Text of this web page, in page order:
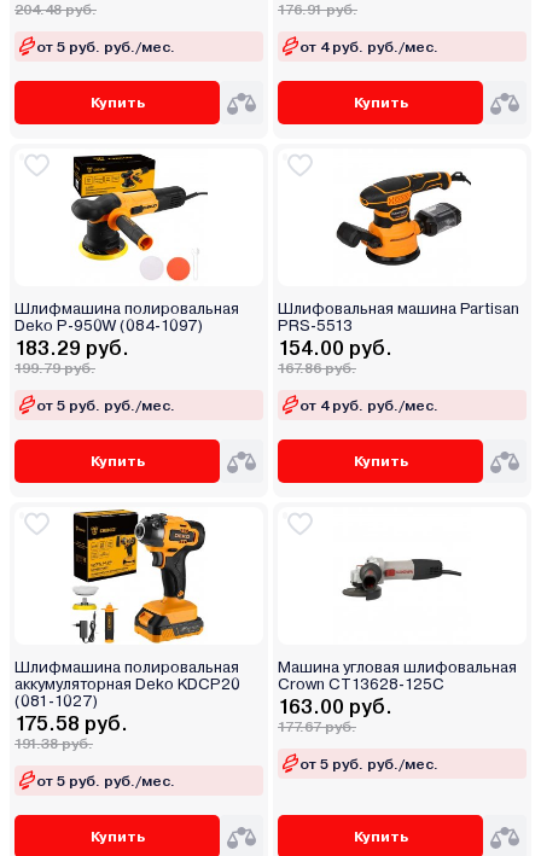
204.48 руб.
от 5 руб. руб./мес.
Купить
176.91 руб.
от 4 руб. руб./мес.
Купить
Шлифмашина полировальная
Deko P-950W (084-1097)
183.29 руб.
199.79 руб.
от 5 руб. руб./мес.
Купить
Шлифовальная машина Partisan
PRS-5513
154.00 руб.
167.86 руб.
от 4 руб. руб./мес.
Купить
Шлифмашина полировальная
аккумуляторная Deko KDCP20
(081-1027)
175.58 руб.
191.38 руб.
от 5 руб. руб./мес.
Купить
Машина угловая шлифовальная
Crown CT13628-125C
163.00 руб.
177.67 руб.
от 5 руб. руб./мес.
Купить